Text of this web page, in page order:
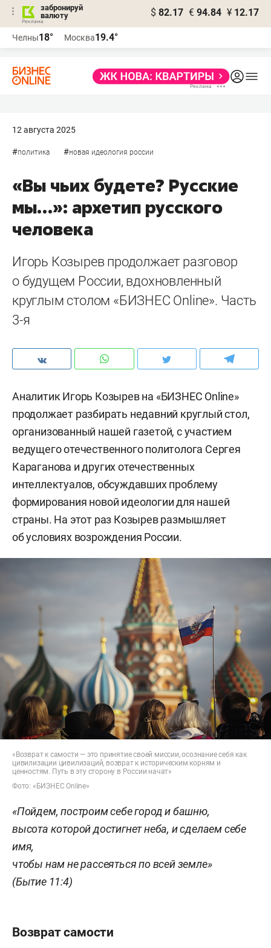
забронируй
валюту
$ 82.17 € 94.84 ¥ 12.17
Челны18° Москва19.4°
12 августа 2025
#политика #новая идеология россии
«Вы чьих будете? Русские
мы…»: архетип русского
человека
Игорь Козырев продолжает разговор
о будущем России, вдохновленный
круглым столом «БИЗНЕС Online». Часть
3-я
Аналитик Игорь Козырев на «БИЗНЕС Online»
продолжает разбирать недавний круглый стол,
организованный нашей газетой, с участием
ведущего отечественного политолога Сергея
Караганова и других отечественных
интеллектуалов, обсуждавших проблему
формирования новой идеологии для нашей
страны. На этот раз Козырев размышляет
об условиях возрождения России.
«Возврат к самости — это принятие своей миссии, осознание себя как
цивилизации цивилизаций, возврат к историческим корням и
ценностям. Путь в эту сторону в России начат»
Фото: «БИЗНЕС Online»
«Пойдем, построим себе город и башню,
высота которой достигнет неба, и сделаем себе
имя,
чтобы нам не рассеяться по всей земле»
(Бытие 11:4)
Возврат самости